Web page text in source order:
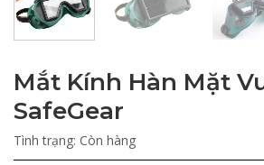
Mắt Kính Hàn Mặt
SafeGear
Tình trạng: Còn hàng